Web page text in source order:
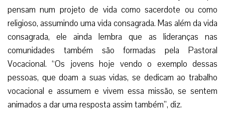
pensam num projeto de vida como sacerdote ou como
religioso, assumindo uma vida consagrada. Mas além da vida
consagrada, ele ainda lembra que as lideranças nas
comunidades também são formadas pela Pastoral
Vocacional. “Os jovens hoje vendo o exemplo dessas
pessoas, que doam a suas vidas, se dedicam ao trabalho
vocacional e assumem e vivem essa missão, se sentem
animados a dar uma resposta assim também”, diz.